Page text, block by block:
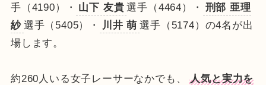
手（4190）・
山下 友貴 選手（4464）・
刑部 亜理
紗 選手（5405）・ 川井 萌 選手（5174）の4名が出
場します。
約260人いる女子レーサーなかでも、
人気と実力を